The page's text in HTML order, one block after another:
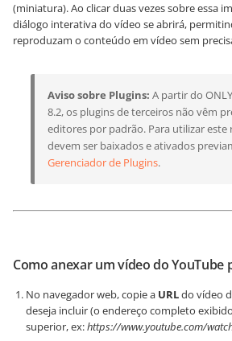
(miniatura). Ao clicar duas vezes sobre essa
diálogo interativa do vídeo se abrirá,
reproduzam o conteúdo em vídeo sem
Aviso sobre Plugins: A partir do
8.2, os plugins de terceiros não vêm
editores por padrão. Para utilizar este
devem ser baixados e ativados
Gerenciador de Plugins.
Como anexar um vídeo do YouTube
No navegador web, copie a URLdo vídeo
deseja incluir (o endereço completo
superior, ex:https://www.youtube.com/